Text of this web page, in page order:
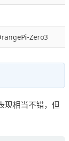
Zero3
现相当不错，但